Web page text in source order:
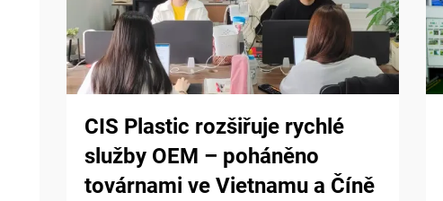
CIS Plastic rozšiřuje rychlé
služby OEM – poháněno
továrnami ve Vietnamu a Číně